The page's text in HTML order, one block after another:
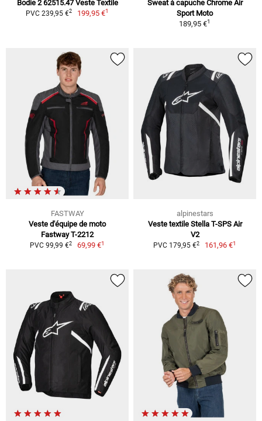
Bodie 2 62515.47 Veste Textile
PVC 239,95 €2 199,95 €1
Sweat à capuche Chrome Air
Sport Moto
189,95 €1
FASTWAY
Veste d'équipe de moto
Fastway T-2212
PVC 99,99 €2 69,99 €1
alpinestars
Veste textile Stella T-SPS Air
V2
PVC 179,95 €2 161,96 €1